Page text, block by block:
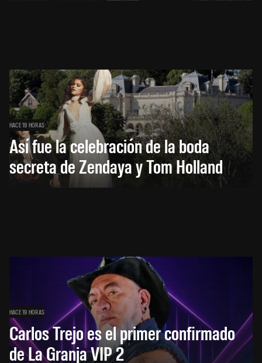
HACE 19 HORAS
Así fue la celebración de la boda
secreta de Zendaya y Tom Holland
HACE 19 HORAS
Carlos Trejo es el primer confirmado
de La Granja VIP 2